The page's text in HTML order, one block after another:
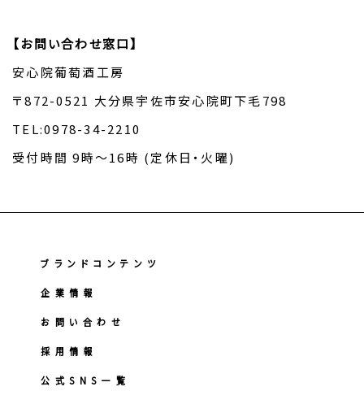
【お問い合わせ窓口】
安心院葡萄酒工房
〒872-0521 大分県宇佐市安心院町下毛798
TEL:0978-34-2210
受付時間 9時～16時 (定休日・火曜)
ブランドコンテンツ
企業情報
お問い合わせ
採用情報
公式SNS一覧